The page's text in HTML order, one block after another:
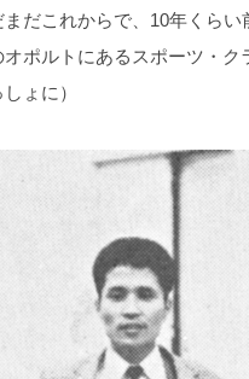
まだこれからで、10年くら
ポルトにあるスポーツ・
ょに）